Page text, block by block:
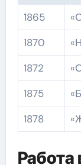
1865
1870
1872
1875
1878
Работа